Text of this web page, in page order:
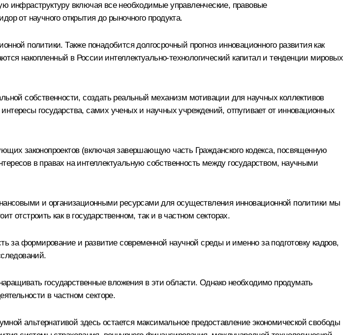
инфраструктуру включая все необходимые управленческие, правовые
от научного открытия до рыночного продукта.
политики. Также понадобится долгосрочный прогноз инновационного развития как
накопленный в России интеллектуально-технологический капитал и тенденции мировых
собственности, создать реальный механизм мотивации для научных коллективов
государства, самих ученых и научных учреждений, отпугивает от инновационных
законопроектов (включая завершающую часть Гражданского кодекса, посвященную
в правах на интеллектуальную собственность между государством, научными
и организационными ресурсами для осуществления инновационной политики мы
отстроить как в государственном, так и в частном секторах.
за формирование и развитие современной научной среды и именно за подготовку кадров,
государственные вложения в эти области. Однако необходимо продумать
в частном секторе.
альтернативой здесь остается максимальное предоставление экономической свободы